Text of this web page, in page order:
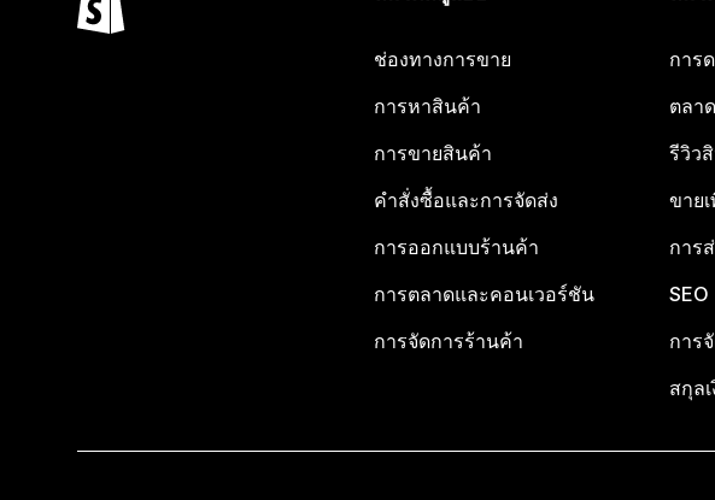
ช่องทางการขาย
การหาสินค้า
การขายสินค้า
คำสั่งซื้อและการจัดส่ง
การออกแบบร้านค้า
การตลาดและคอนเวอร์ชัน
การจัดการร้านค้า
การ
ตลาด
รีวิว
ขาย
การ
SEO
การ
สกุล